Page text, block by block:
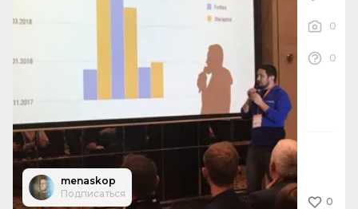
menaskop
Подписаться
0
0
0